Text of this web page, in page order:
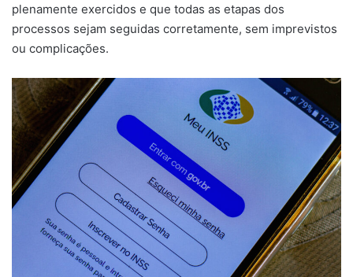
plenamente exercidos e que todas as etapas dos
processos sejam seguidas corretamente, sem imprevistos
ou complicações.